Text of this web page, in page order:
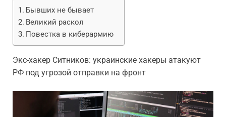
Бывших не бывает
Великий раскол
Повестка в киберармию
Экс-хакер Ситников: украинские хакеры атакуют
РФ под угрозой отправки на фронт